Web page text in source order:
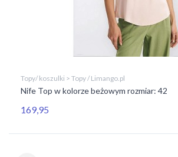
Topy/ koszulki > Topy / Limango.pl
Nife Top w kolorze beżowym rozmiar: 42
169,95